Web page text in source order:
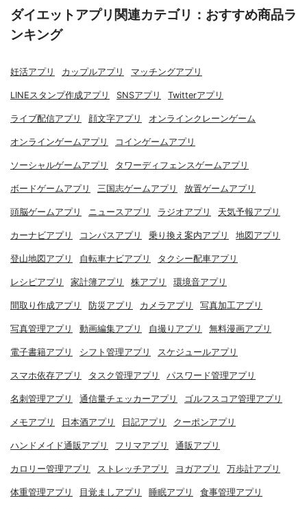
ダイエットアプリ関連カテゴリ：おすすめ商品ラ
ンキング
妊活アプリ カップルアプリ マッチングアプリ
LINEスタンプ作成アプリ SNSアプリ Twitterアプリ
ライブ配信アプリ 顔文字アプリ オンラインクレーンゲーム
オンラインゲームアプリ コインゲームアプリ
ソーシャルゲームアプリ タワーディフェンスゲームアプリ
ボードゲームアプリ 三国志ゲームアプリ 放置ゲームアプリ
頭脳ゲームアプリ ニュースアプリ ラジオアプリ 天気予報アプリ
カーナビアプリ コンパスアプリ 乗り換え案内アプリ 地図アプリ
登山地図アプリ 自転車ナビアプリ タクシー配車アプリ
レシピアプリ 家計簿アプリ 株アプリ 環境音アプリ
間取り作成アプリ 防災アプリ カメラアプリ 写真加工アプリ
写真管理アプリ 動画編集アプリ 自撮りアプリ 無料漫画アプリ
電子書籍アプリ シフト管理アプリ スケジュールアプリ
スマホ依存アプリ タスク管理アプリ パスワード管理アプリ
名刺管理アプリ 通信量チェッカーアプリ ゴルフスコア管理アプリ
メモアプリ 日本酒アプリ 日記アプリ クーポンアプリ
ハンドメイド通販アプリ フリマアプリ 通販アプリ
カロリー管理アプリ ストレッチアプリ ヨガアプリ 万歩計アプリ
体重管理アプリ 目覚ましアプリ 睡眠アプリ 食事管理アプリ